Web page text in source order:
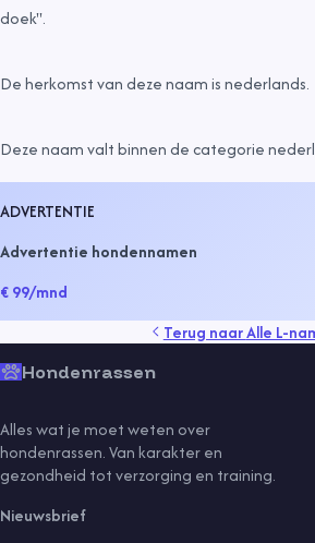
doek".
De herkomst van deze naam isnederlands.
Deze naam valt binnen de categorie
ADVERTENTIE
Advertentie hondennamen
€ 99/mnd
Terug naarAlle L-
Hondenrassen
Alles wat je moet weten over
hondenrassen. Van karakter en
gezondheid tot verzorging en training.
Nieuwsbrief